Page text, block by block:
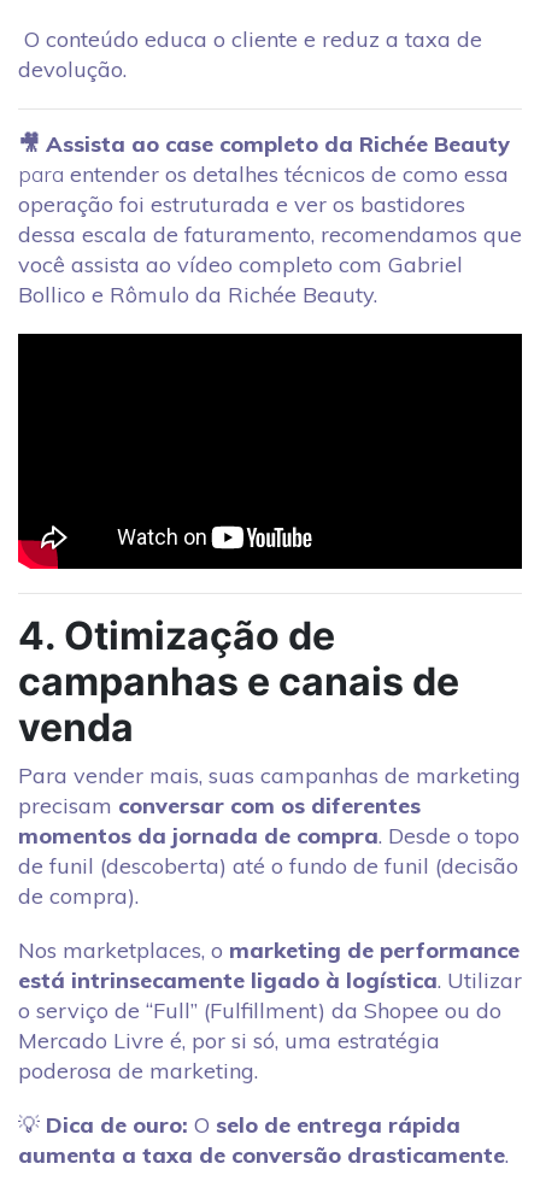
O conteúdo educa o cliente e reduz a taxa de
devolução.
🎥 Assista ao case completo da Richée Beauty
para entender os detalhes técnicos de como essa
operação foi estruturada e ver os bastidores
dessa escala de faturamento, recomendamos que
você assista ao vídeo completo com Gabriel
Bollico e Rômulo da Richée Beauty.
4. Otimização de
campanhas e canais de
venda
Para vender mais, suas campanhas de marketing
precisam conversar com os diferentes
momentos da jornada de compra. Desde o topo
de funil (descoberta) até o fundo de funil (decisão
de compra).
Nos marketplaces, o marketing de performance
está intrinsecamente ligado à logística. Utilizar
o serviço de “Full” (Fulfillment) da Shopee ou do
Mercado Livre é, por si só, uma estratégia
poderosa de marketing.
💡 Dica de ouro: O selo de entrega rápida
aumenta a taxa de conversão drasticamente.